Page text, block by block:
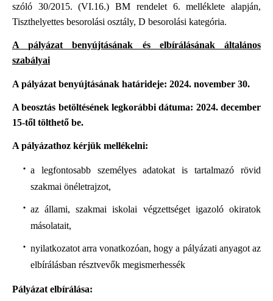
szóló 30/2015. (VI.16.) BM rendelet 6. melléklete alapján,
Tiszthelyettes besorolási osztály, D besorolási kategória.
A pályázat benyújtásának és elbírálásának általános
szabályai
A pályázat benyújtásának határideje: 2024. november 30.
A beosztás betöltésének legkorábbi dátuma: 2024. december
15-től tölthető be.
A pályázathoz kérjük mellékelni:
a legfontosabb személyes adatokat is tartalmazó rövid
szakmai önéletrajzot,
az állami, szakmai iskolai végzettséget igazoló okiratok
másolatait,
nyilatkozatot arra vonatkozóan, hogy a pályázati anyagot az
elbírálásban résztvevők megismerhessék
Pályázat elbírálása: